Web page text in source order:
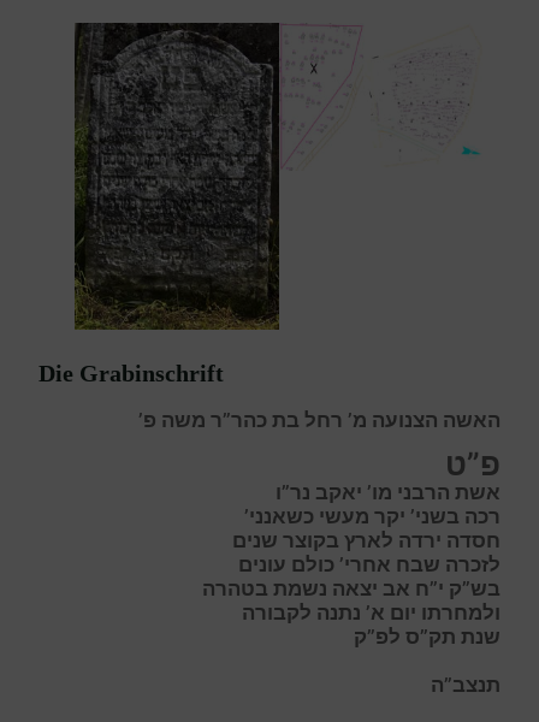
Die Grabinschrift
האשה הצנועה מ’ רחל בת כהר”ר משה פ’
פ”ט
אשת הרבני מו’ יאקב נר”ו
רכה בשני’ יקר מעשי כשאנני’
חסדה ירדה לארץ בקוצר שנים
לזכרה שבח אחרי’ כולם עונים
בש”ק י”ח אב יצאה נשמת בטהרה
ולמחרתו יום א’ נתנה לקבורה
שנת תק”ס לפ”ק
תנצב”ה